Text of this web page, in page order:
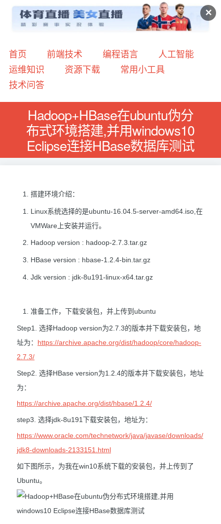
✕
首页 前端技术 编程语言
人工智能
运维知识
资源下载
常用小工具
技术问答
Hadoop+HBase在ubuntu伪分
布式环境搭建,并用windows10
Eclipse连接HBase数据库测试
搭建环境介绍：
Linux系统选择的是ubuntu-16.04.5-server-amd64.iso,在
VMWare上安装并运行。
Hadoop version : hadoop-2.7.3.tar.gz
HBase version : hbase-1.2.4-bin.tar.gz
Jdk version : jdk-8u191-linux-x64.tar.gz
准备工作，下载安装包，并上传到ubuntu
Step1. 选择Hadoop version为2.7.3的版本并下载安装包，地
址为： https://archive.apache.org/dist/hadoop/core/hadoop-
2.7.3/
Step2. 选择HBase version为1.2.4的版本并下载安装包，地址
为：
https://archive.apache.org/dist/hbase/1.2.4/
step3. 选择jdk-8u191下载安装包，地址为：
https://www.oracle.com/technetwork/java/javase/downloads/
jdk8-downloads-2133151.html
如下图所示，为我在win10系统下载的安装包，并上传到了
Ubuntu。